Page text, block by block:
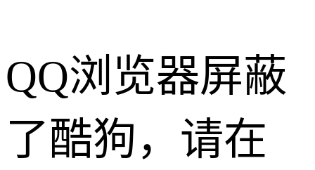
QQ浏览器屏蔽
了酷狗，请在